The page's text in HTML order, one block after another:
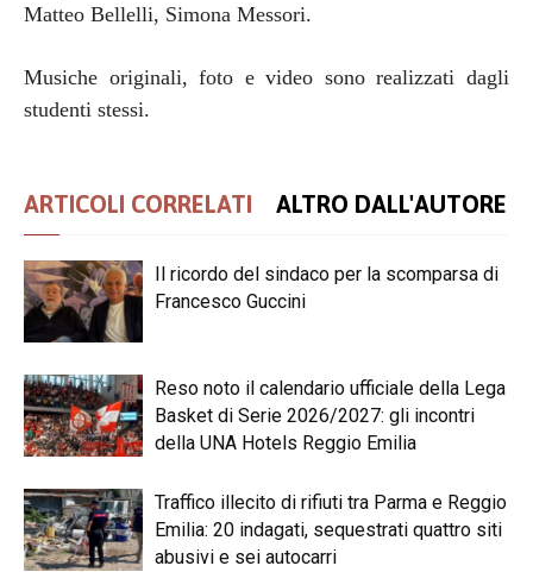
Matteo Bellelli, Simona Messori.
Musiche originali, foto e video sono realizzati dagli
studenti stessi.
ARTICOLI CORRELATI ALTRO DALL'AUTORE
Il ricordo del sindaco per la scomparsa di
Francesco Guccini
Reso noto il calendario ufficiale della Lega
Basket di Serie 2026/2027: gli incontri
della UNA Hotels Reggio Emilia
Traffico illecito di rifiuti tra Parma e Reggio
Emilia: 20 indagati, sequestrati quattro siti
abusivi e sei autocarri